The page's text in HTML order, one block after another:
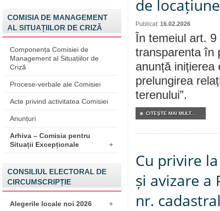
COMISIA DE MANAGEMENT
AL SITUAȚIILOR DE CRIZĂ
Componența Comisiei de
Management al Situațiilor de
Criză
Procese-verbale ale Comisiei
Acte privind activitatea Comisiei
Anunțuri
Arhiva – Comisia pentru
Situații Excepționale
+
CONSILIUL ELECTORAL DE
CIRCUMSCRIPȚIE
Alegerile locale noi 2026 +
de
Publicat: 16.02.2026
În temeiul art.
transparenta în
anunță inițierea
prelungirea
terenului”.
CITEŞTE MAI MULT...
Cu privire
și avizare a
nr.